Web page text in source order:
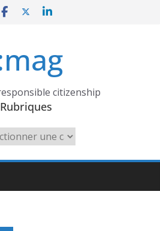
citizenship
Rubriques